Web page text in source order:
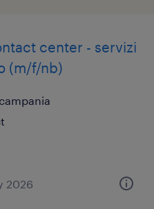
center - servizi
(m/f/nb)
2026